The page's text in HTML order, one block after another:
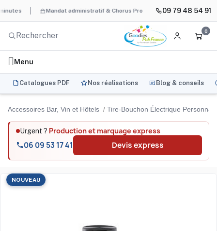
Mandat administratif & Chorus Pro BAT systématique et
09 79 48 54 91
0
Menu
Catalogues PDF Nos réalisations Blog & conseils
Accessoires Bar, Vin et Hôtels Tire-Bouchon Électrique
Urgent ? Production et marquage express
06 09 53 17 41 Devis express
NOUVEAU